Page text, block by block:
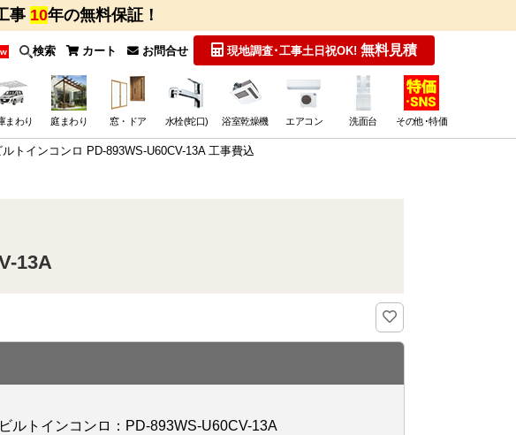
事 10年の無料保証！
検索 カート お問合せ 現地調査･工事土日祝OK! 無料見積
まわり 庭まわり 窓・ドア 水栓(蛇口) 浴室乾燥機 エアコン 洗面台 その他･特価
トインコンロ PD-893WS-U60CV-13A 工事費込
13A
ビルトインコンロ：PD-893WS-U60CV-13A